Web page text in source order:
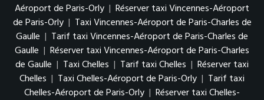
Aéroport de Paris-Orly | Réserver taxi Vincennes-Aéroport
de Paris-Orly | Taxi Vincennes-Aéroport de Paris-Charles de
Gaulle | Tarif taxi Vincennes-Aéroport de Paris-Charles de
Gaulle | Réserver taxi Vincennes-Aéroport de Paris-Charles
de Gaulle | Taxi Chelles | Tarif taxi Chelles | Réserver taxi
Chelles | Taxi Chelles-Aéroport de Paris-Orly | Tarif taxi
Chelles-Aéroport de Paris-Orly | Réserver taxi Chelles-